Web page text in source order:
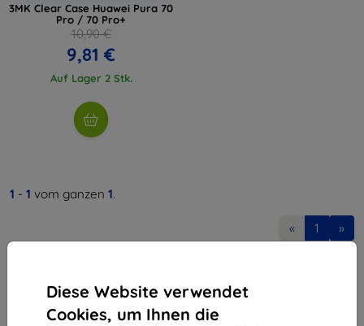
Diese Website verwendet
Cookies, um Ihnen die
3MK Clear Case Huawei Pura 70
Pro / 70 Pro+
10,90 €
9,81 €
Auf Lager 2 Stk.
1 - 1 vom ganzen 1.
« 1 »